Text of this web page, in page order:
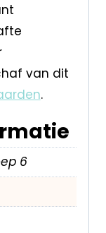
van dit
.
6